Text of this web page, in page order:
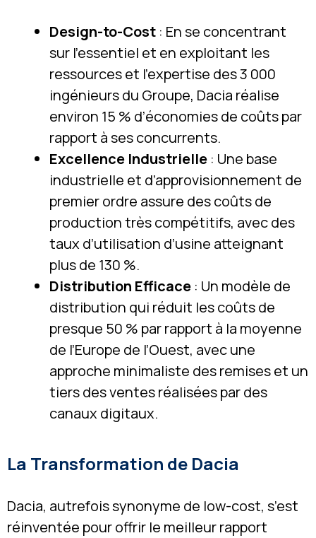
Design-to-Cost : En se concentrant
sur l’essentiel et en exploitant les
ressources et l’expertise des 3 000
ingénieurs du Groupe, Dacia réalise
environ 15 % d’économies de coûts par
rapport à ses concurrents.
Excellence Industrielle : Une base
industrielle et d’approvisionnement de
premier ordre assure des coûts de
production très compétitifs, avec des
taux d’utilisation d’usine atteignant
plus de 130 %.
Distribution Efficace : Un modèle de
distribution qui réduit les coûts de
presque 50 % par rapport à la moyenne
de l’Europe de l’Ouest, avec une
approche minimaliste des remises et un
tiers des ventes réalisées par des
canaux digitaux.
La Transformation de Dacia
Dacia, autrefois synonyme de low-cost, s’est
réinventée pour offrir le meilleur rapport